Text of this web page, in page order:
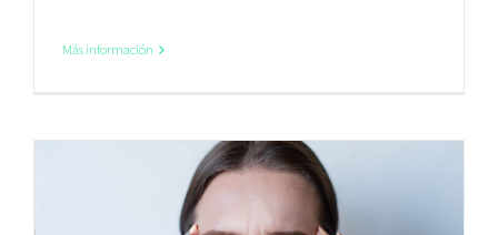
Más información